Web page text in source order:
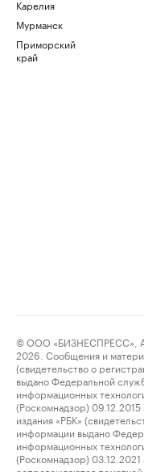
Карелия
Мурманск
Приморский
край
© ООО «БИЗНЕСПРЕСС»,
2026. Сообщения и
(свидетельство о
выдано Федеральной
информационных
(Роскомнадзор)
издания «РБК»
информации выдано
информационных
(Роскомнадзор)